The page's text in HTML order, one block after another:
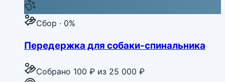
Сбор · 0%
Передержка для собаки-спинальника
Собрано 100 ₽ из 25 000 ₽